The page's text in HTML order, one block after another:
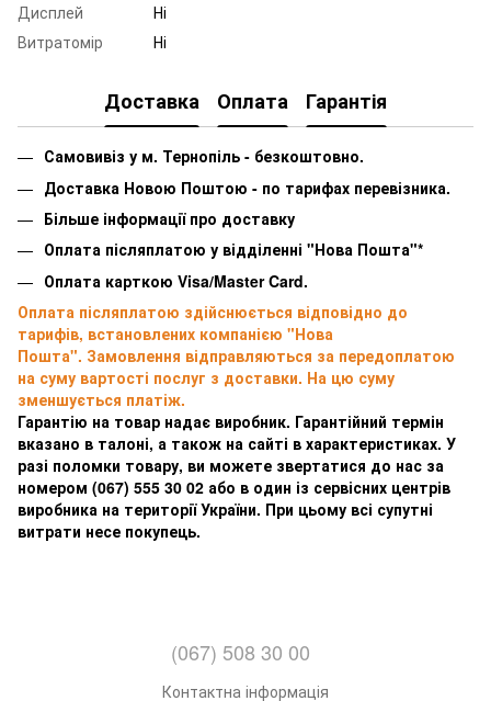
Дисплей
Ні
Витратомір
Ні
Доставка Оплата Гарантія
Самовивіз у м. Тернопіль - безкоштовно.
Доставка Новою Поштою - по тарифах перевізника.
Більше інформації про доставку
Оплата післяплатою у відділенні "Нова Пошта"*
Оплата карткою Visa/Master Card.
Оплата післяплатою здійснюється відповідно до
тарифів, встановлених компанією "Нова
Пошта". Замовлення відправляються за передоплатою
на суму вартості послуг з доставки. На цю суму
зменшується платіж.
Гарантію на товар надає виробник. Гарантійний термін
вказано в талоні, а також на сайті в характеристиках. У
разі поломки товару, ви можете звертатися до нас за
номером (067) 555 30 02 або в один із сервісних центрів
виробника на території України. При цьому всі супутні
витрати несе покупець.
(067) 508 30 00
Контактна інформація